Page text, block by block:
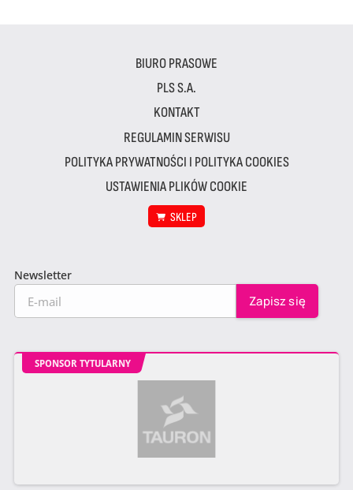
BIURO PRASOWE
PLS S.A.
KONTAKT
REGULAMIN SERWISU
POLITYKA PRYWATNOŚCI I POLITYKA COOKIES
USTAWIENIA PLIKÓW COOKIE
SKLEP
Newsletter
SPONSOR TYTULARNY